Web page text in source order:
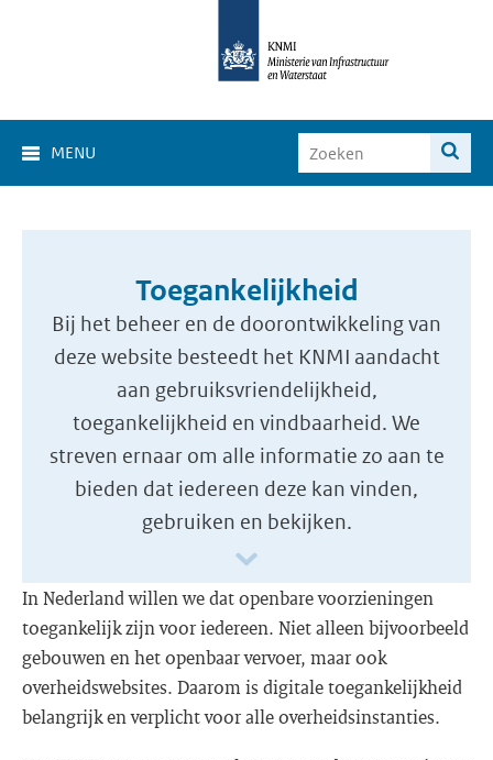
MENU
Toegankelijkheid
Bij het beheer en de doorontwikkeling van
deze website besteedt het KNMI aandacht
aan gebruiksvriendelijkheid,
toegankelijkheid en vindbaarheid. We
streven ernaar om alle informatie zo aan te
bieden dat iedereen deze kan vinden,
gebruiken en bekijken.
In Nederland willen we dat openbare voorzieningen
toegankelijk zijn voor iedereen. Niet alleen bijvoorbeeld
gebouwen en het openbaar vervoer, maar ook
overheidswebsites. Daarom is digitale toegankelijkheid
belangrijk en verplicht voor alle overheidsinstanties.